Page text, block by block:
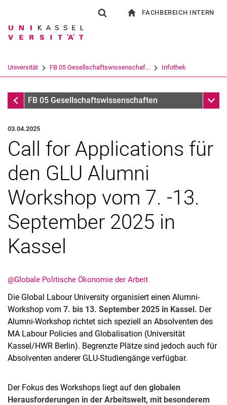
Springe direkt zu: Inhalt
Springe direkt zu: Suche
Springe direkt zu:
Suchbegriff
Suchen (öffnet externen Link in einem
FACHBEREICH INTERN
Universität FB 05 Gesellschaftswissenschaf... Infothek
InfothekFB 05 Gesellschaftswissenschaften
Alle Meldungen
Alle Termine
03.04.2025
Call for Applications für
den GLU Alumni
Workshop vom 7. -13.
September 2025 in
Kassel
@Globale Politische Ökonomie der Arbeit
Die Global Labour University organisiert einen Alumni-
Workshop vom 7. bis 13. September 2025 in Kassel. Der
Alumni-Workshop richtet sich speziell an Absolventen des
MA Labour Policies and Globalisation (Universität
Kassel/HWR Berlin). Begrenzte Plätze sind jedoch auch für
Absolventen anderer GLU-Studiengänge verfügbar.
Der Fokus des Workshops liegt auf den globalen
Herausforderungen in der Arbeitswelt, mit besonderem